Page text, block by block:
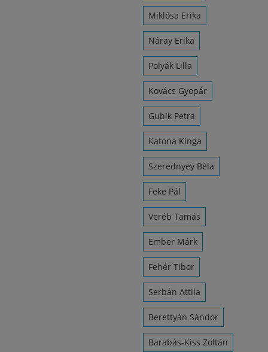
Miklósa Erika
Náray Erika
Polyák Lilla
Kovács Gyopár
Gubik Petra
Katona Kinga
Szerednyey Béla
Feke Pál
Veréb Tamás
Ember Márk
Fehér Tibor
Serbán Attila
Berettyán Sándor
Barabás-Kiss Zoltán